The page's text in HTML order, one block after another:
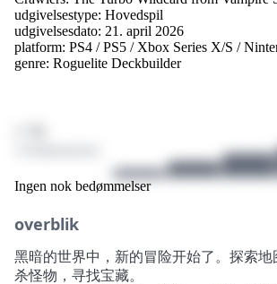
udgivelsestype: Hovedspil
udgivelsesdato: 21. april 2026
platform: PS4 /PS5 / Xbox Series X/S /
genre: Roguelite Deckbuilder
Ingen nok bedømmelser
overblik
黑暗的世界中，新的冒险开始了。探索
杀怪物，寻找宝藏。